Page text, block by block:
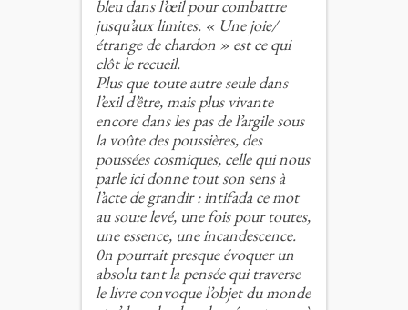
bleu dans l’œil pour combattre
jusqu’aux limites. « Une joie/
étrange de chardon » est ce qui
clôt le recueil.
Plus que toute autre seule dans
l’exil d’être, mais plus vivante
encore dans les pas de l’argile sous
la voûte des poussières, des
poussées cosmiques, celle qui nous
parle ici donne tout son sens à
l’acte de grandir : intifada ce mot
au sou:e levé, une fois pour toutes,
une essence, une incandescence.
0n pourrait presque évoquer un
absolu tant la pensée qui traverse
le livre convoque l’objet du monde